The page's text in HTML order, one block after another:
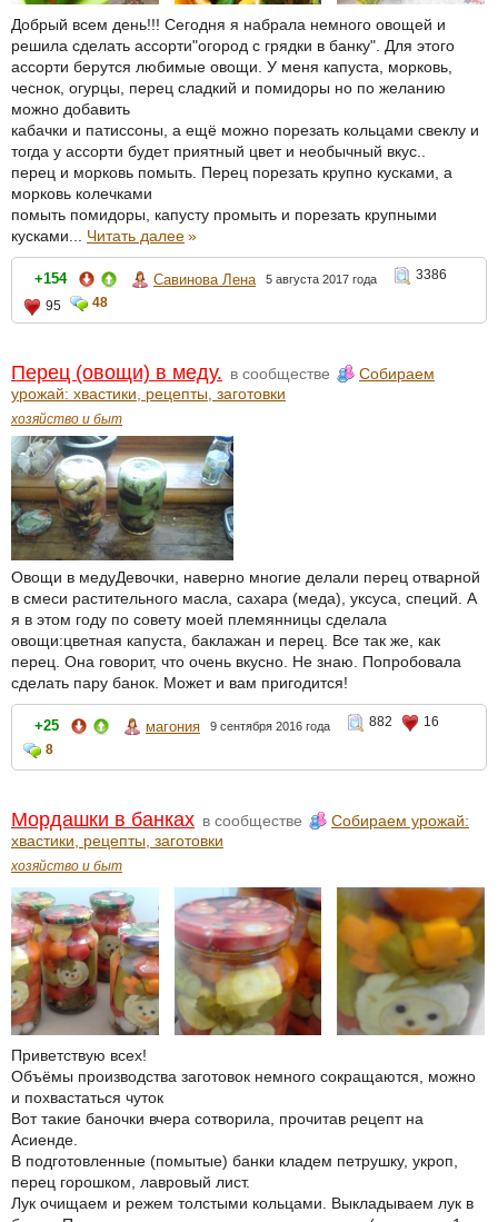
Добрый всем день!!! Сегодня я набрала немного овощей и
решила сделать ассорти"огород с грядки в банку". Для этого
ассорти берутся любимые овощи. У меня капуста, морковь,
чеснок, огурцы, перец сладкий и помидоры но по желанию
можно добавить
кабачки и патиссоны, а ещё можно порезать кольцами свеклу и
тогда у ассорти будет приятный цвет и необычный вкус..
перец и морковь помыть. Перец порезать крупно кусками, а
морковь колечками
помыть помидоры, капусту промыть и порезать крупными
кусками... Читать далее»
+154 Савинова Лена 5 августа 2017 года
3386
95
48
Перец (овощи) в меду. в сообществе
Собираем
урожай: хвастики, рецепты, заготовки
хозяйство и быт
Овощи в медуДевочки, наверно многие делали перец отварной
в смеси растительного масла, сахара (меда), уксуса, специй. А
я в этом году по совету моей племянницы сделала
овощи:цветная капуста, баклажан и перец. Все так же, как
перец. Она говорит, что очень вкусно. Не знаю. Попробовала
сделать пару банок. Может и вам пригодится!
+25 магония 9 сентября 2016 года 882
16
8
Мордашки в банках в сообществе
Собираем урожай:
хвастики, рецепты, заготовки
хозяйство и быт
Приветствую всех!
Объёмы производства заготовок немного сокращаются, можно
и похвастаться чуток
Вот такие баночки вчера сотворила, прочитав рецепт на
Асиенде.
В подготовленные (помытые) банки кладем петрушку, укроп,
перец горошком, лавровый лист.
Лук очищаем и режем толстыми кольцами. Выкладываем лук в